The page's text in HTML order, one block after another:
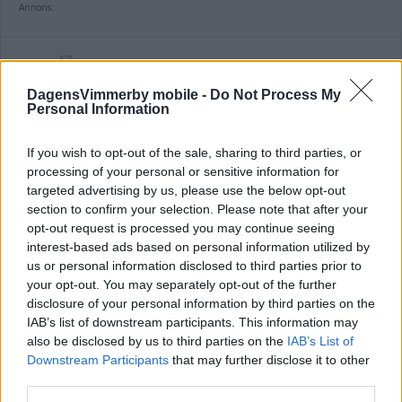
DagensVimmerby mobile - Do Not Process My
Personal Information
If you wish to opt-out of the sale, sharing to third parties, or
processing of your personal or sensitive information for
targeted advertising by us, please use the below opt-out
section to confirm your selection. Please note that after your
opt-out request is processed you may continue seeing
interest-based ads based on personal information utilized by
us or personal information disclosed to third parties prior to
your opt-out. You may separately opt-out of the further
disclosure of your personal information by third parties on the
IAB’s list of downstream participants. This information may
also be disclosed by us to third parties on the IAB’s List of
Downstream Participants that may further disclose it to other
Annons:
DEBATT: A-kassan ska inte vara en
klassfråga
DEBATT 05 augusti 2026 15.00
DEBATT: Kalmar läns vård riskeras om
KD.s centraliseringsiver får genomslag!
DEBATT 05 augusti 2026 11.00
Annons: